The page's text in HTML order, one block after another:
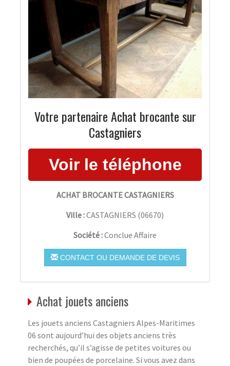
Votre partenaire Achat brocante sur
Castagniers
ACHAT BROCANTE CASTAGNIERS
Ville :CASTAGNIERS (06670)
Société :Conclue Affaire
CONTACT OU DEMANDE DE DEVIS
Achat jouets anciens
Les jouets anciens Castagniers Alpes-Maritimes
06 sont aujourd’hui des objets anciens très
recherchés, qu’il s’agisse de petites voitures ou
bien de poupées de porcelaine. Si vous avez dans